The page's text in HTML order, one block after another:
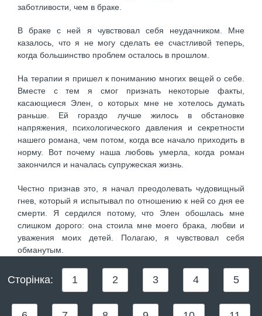
заботливости, чем в браке.
В браке с ней я чувствовал себя неудачником. Мне
казалось, что я не могу сделать ее счастливой теперь,
когда большинство проблем осталось в прошлом.
На терапии я пришел к пониманию многих вещей о себе.
Вместе с тем я смог признать некоторые факты,
касающиеся Элен, о которых мне не хотелось думать
раньше. Ей гораздо лучше жилось в обстановке
напряжения, психологического давления и секретности
нашего романа, чем потом, когда все начало приходить в
норму. Вот почему наша любовь умерла, когда роман
закончился и началась супружеская жизнь.
Честно признав это, я начал преодолевать чудовищный
гнев, который я испытывал по отношению к ней со дня ее
смерти. Я сердился потому, что Элен обошлась мне
слишком дорого: она стоила мне моего брака, любви и
уважения моих детей. Полагаю, я чувствовал себя
обманутым.
Сторінка: 1 2 3 4 5